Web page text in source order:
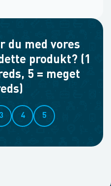
du med vores
produkt? (1
5 = meget
3 4 5